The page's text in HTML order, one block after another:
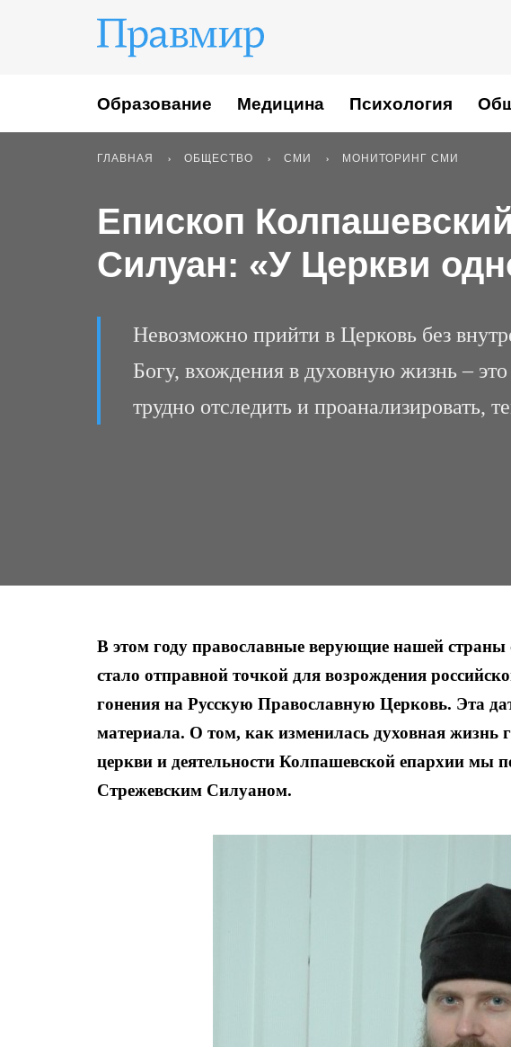
Образование Медицина Психология
ГЛАВНАЯ ОБЩЕСТВО СМИ МОНИТОРИНГ СМИ
Епископ
Силуан: «У Церкви
Невозможно прийти в Церковь без
Богу, вхождения в духовную жизнь –
трудно отследить и проанализировать,
В этом году православные верующие нашей страны
стало отправной точкой для возрождения
гонения на Русскую Православную Церковь. Эта
материала. О том, как изменилась духовная жизнь
церкви и деятельности Колпашевской епархии мы
Стрежевским Силуаном.